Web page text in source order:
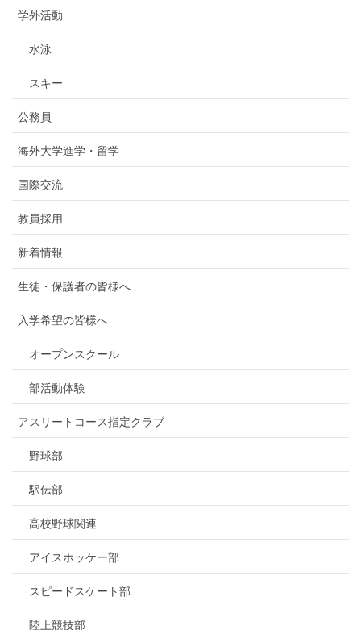
学外活動
水泳
スキー
公務員
海外大学進学・留学
国際交流
教員採用
新着情報
生徒・保護者の皆様へ
入学希望の皆様へ
オープンスクール
部活動体験
アスリートコース指定クラブ
野球部
駅伝部
高校野球関連
アイスホッケー部
スピードスケート部
陸上競技部